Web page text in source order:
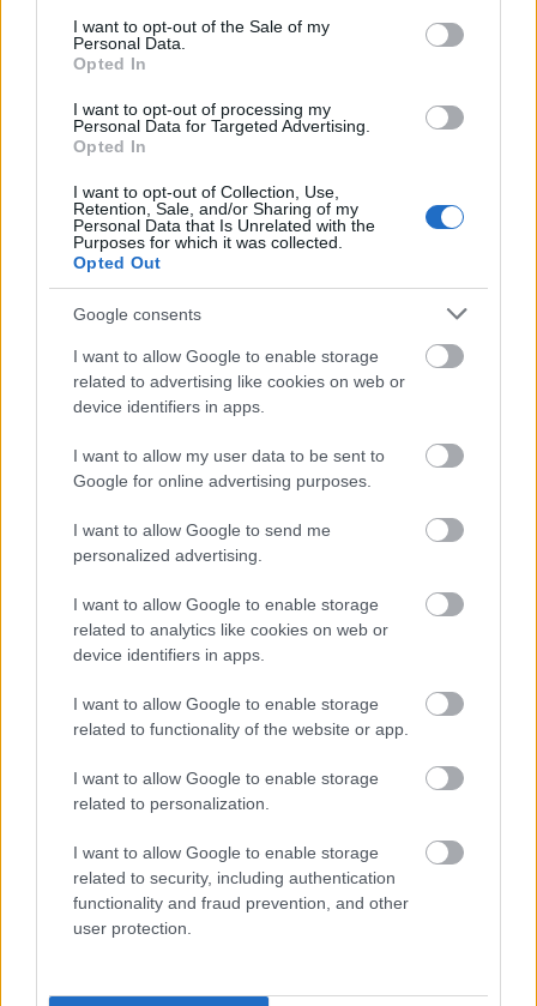
consent section.
I want to opt-out of the Sale of my
Personal Data.
Opted In
I want to opt-out of processing my
Personal Data for Targeted Advertising.
Opted In
I want to opt-out of Collection, Use,
Retention, Sale, and/or Sharing of my
Personal Data that Is Unrelated with the
Purposes for which it was collected.
Opted Out
Google consents
I want to allow Google to enable storage
related to advertising like cookies on web or
device identifiers in apps.
I want to allow my user data to be sent to
Google for online advertising purposes.
I want to allow Google to send me
personalized advertising.
I want to allow Google to enable storage
related to analytics like cookies on web or
device identifiers in apps.
I want to allow Google to enable storage
related to functionality of the website or app.
I want to allow Google to enable storage
related to personalization.
I want to allow Google to enable storage
related to security, including authentication
functionality and fraud prevention, and other
user protection.
Csapody Balázs:A nyitvatartási idő. Drasztikusan
beavatkoznék: annak a helynek, amelyik nem
hajlandó nyitva tartani május 1-től legalább
szeptember 30-ig, a nyári rövid szezonra nem adnék
nyitvatartási engedélyt. Legyen inkább szűkebb
választék a főszezonon kívül, legyen kevesebb asztal,
de legyen nyitva a hely. Mert hiába van nagyon szép
idő szezon előtt és után, hiába lehet bringázni a
Balaton körül, az emberek nem jönnek le, mert nem
találnak nyitva tartó üzleteket.
Deli János:Én azt látom, hogy az elmúlt 40 év sémái
"beragadtak". Bemész egy csárdába, és ugyanaz van
mindenhol. Ettől meg kellene szabadulni, vállalja be
egy hely, hogy nem készít bográcsgulyást. Nálunk, a
Márgában például biztosan nem lesz, és egyelőre
halászlé sem. Ha meg igen, akkor egy kis csavarral.
az elmúlt években.
változott. A vendégek sokat utaznak, nemcsak a
hagyományos fogásokat várják, és imádják az extra
ételeket. Tíz évvel ezelőtt elképzelhetetlen lett volna,
hogy egy olyan fogást, mint a "harcsafilé ropogós
malacfüllel" a tányérra tegyünk, ma meg alig várják,
hogy legyen egy kis csavar. Az, ami a budapesti
vendéglátásban megindult, szépen gyűrűzik le -
nemcsak a Balatonra, a vidéki városokba is.
Címkék:interjú étterem vendéglátás gasztronómia
csárda street food